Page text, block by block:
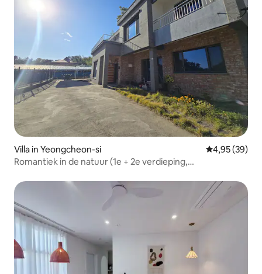
Villa in Yeongcheon-si Gemiddelde
4,95 (39)
Romantiek in de natuur (1e + 2e verdieping,
reservoir/Huis met tuin/